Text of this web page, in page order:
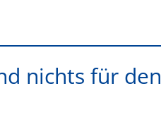
nichts für den